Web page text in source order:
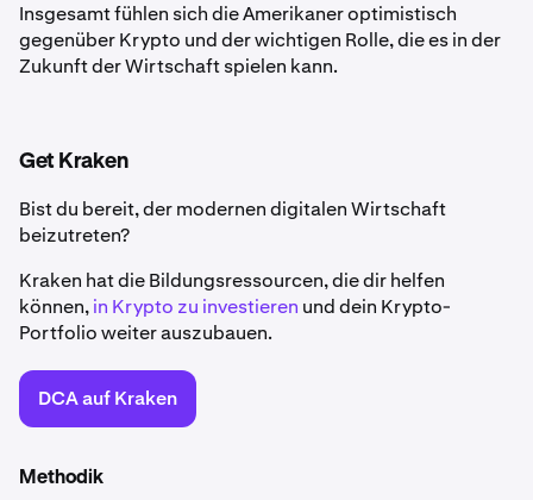
Insgesamt fühlen sich die Amerikaner optimistisch
gegenüber Krypto und der wichtigen Rolle, die es in der
Zukunft der Wirtschaft spielen kann.
Get Kraken
Bist du bereit, der modernen digitalen Wirtschaft
beizutreten?
Kraken hat die Bildungsressourcen, die dir helfen
können,in Krypto zu investieren und dein Krypto-
Portfolio weiter auszubauen.
DCA auf Kraken
Methodik